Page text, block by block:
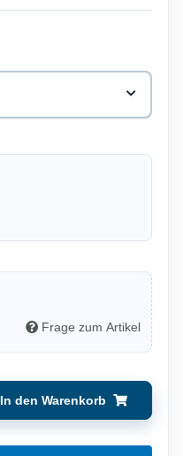
Frage zum Artikel
In den Warenkorb